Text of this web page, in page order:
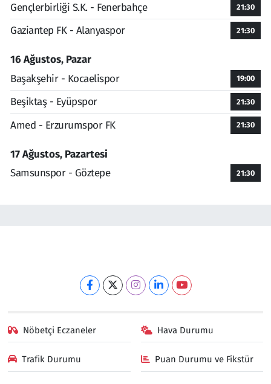
Gençlerbirliği S.K. - Fenerbahçe 21:30
Gaziantep FK - Alanyaspor 21:30
16 Ağustos, Pazar
Başakşehir - Kocaelispor
19:00
Beşiktaş - Eyüpspor 21:30
Amed - Erzurumspor FK 21:30
17 Ağustos, Pazartesi
Samsunspor - Göztepe
21:30
Nöbetçi Eczaneler Hava Durumu
Trafik Durumu Puan Durumu ve Fikstür